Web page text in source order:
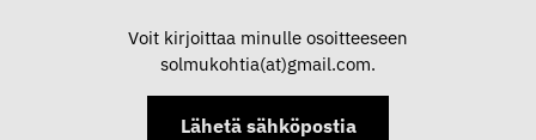
Voit kirjoittaa minulle osoitteeseen
solmukohtia(at)gmail.com.
Lähetä sähköpostia